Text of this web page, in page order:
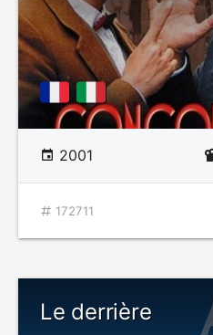
2001
172711
Le derrière